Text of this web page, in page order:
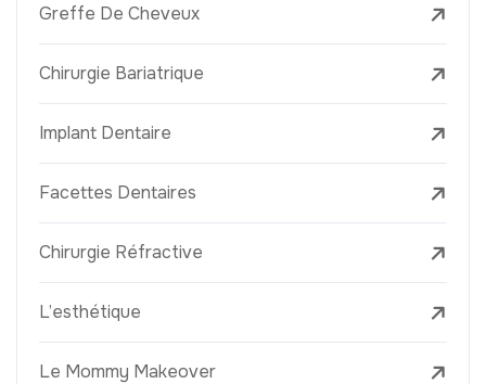
Greffe De Cheveux
Chirurgie Bariatrique
Implant Dentaire
Facettes Dentaires
Chirurgie Réfractive
L’esthétique
Le Mommy Makeover